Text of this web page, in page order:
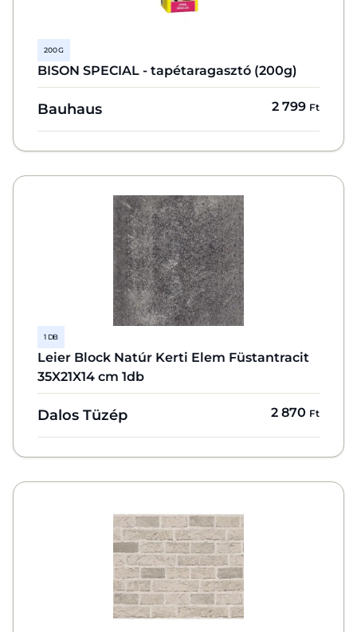
200 G
BISON SPECIAL - tapétaragasztó (200g)
Bauhaus 2 799 Ft
1 DB
Leier Block Natúr Kerti Elem Füstantracit
35X21X14 cm 1db
Dalos Tüzép 2 870 Ft